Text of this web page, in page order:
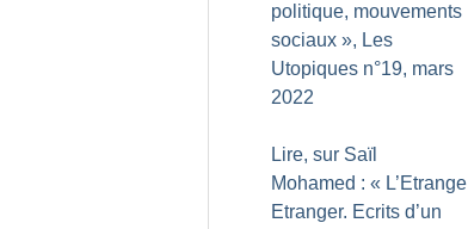
politique, mouvements
sociaux », Les
Utopiques n°19, mars
2022
Lire, sur Saïl
Mohamed : « L’Etrange
Etranger. Ecrits d’un